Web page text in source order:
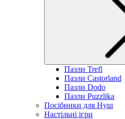
Пазли Trefl
Пазли Castorland
Пазли Dodo
Пазли Puzzlika
Посібники для Нуш
Настільні ігри